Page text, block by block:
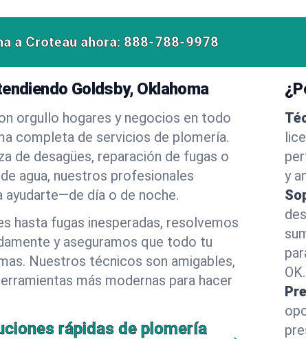
a Croteau ahora: 888-788-9978
Goldsby, Oklahoma
orgullo hogares y negocios en todo
completa de servicios de plomería.
de desagües, reparación de fugas o
agua, nuestros profesionales
día o de noche.
hasta fugas inesperadas, resolvemos
y aseguramos que todo tu
Nuestros técnicos son amigables,
más modernas para hacer
rápidas de plomería
y
OK.